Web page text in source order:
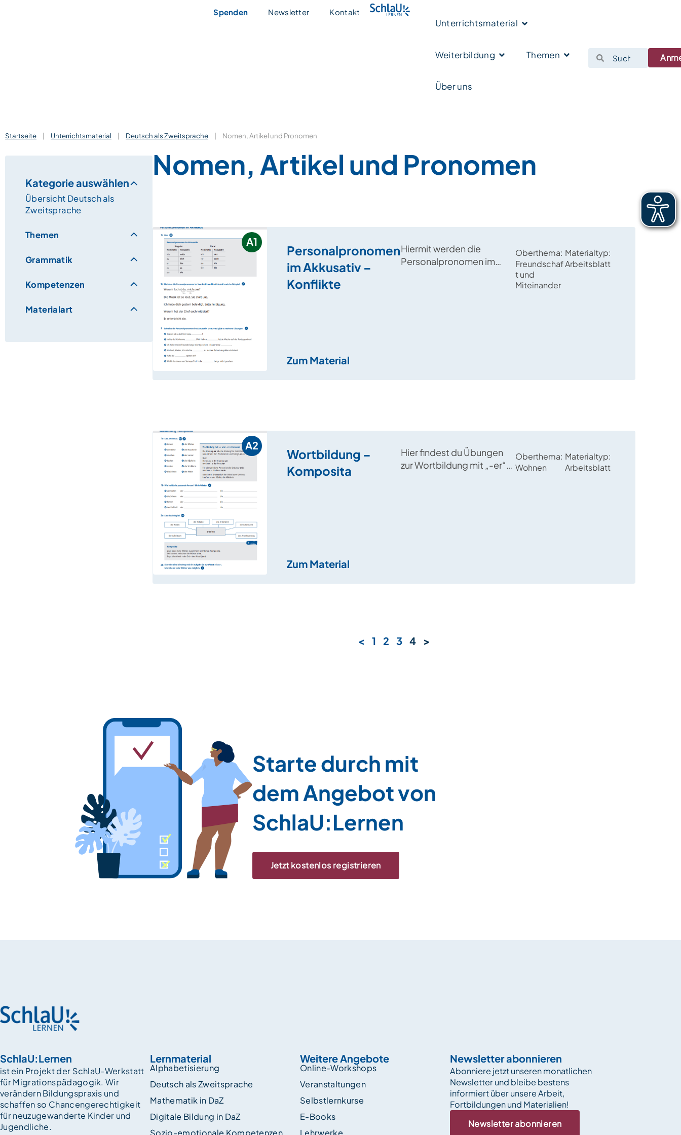
Spenden Newsletter Kontakt
Unterrichtsmaterial
Weiterbildung Themen
Über uns
Startseite | Unterrichtsmaterial | Deutsch als Zweitsprache | Nomen, Artikel und Pronomen
Kategorie auswählen
Übersicht Deutsch als
Zweitsprache
Themen
Grammatik
Kompetenzen
Materialart
Nomen, Artikel und Pronomen
A1
Personalpronomen
im Akkusativ –
Konflikte
Hiermit werden die
Personalpronomen im
Oberthema
Freundschaf
t und
Miteinander
Materialtyp
Arbeitsblatt
Zum Material
A2
Wortbildung –
Komposita
Hier findest du Übungen
zur Wortbildung mit „-er“
Oberthema
Wohnen
Materialtyp
Arbeitsblatt
Zum Material
< 1 2 3 4 >
Starte durch mit
dem Angebot von
SchlaU:Lernen
Jetzt kostenlos registrieren
SchlaU:Lernen
ist ein Projekt der SchlaU-Werkstatt
für Migrationspädagogik. Wir
verändern Bildungspraxis und
schaffen so Chancen­gerechtigkeit
für neuzugewanderte Kinder und
Jugendliche.
Lernmaterial
Alphabetisierung
Deutsch als Zweitsprache
Mathematik in DaZ
Digitale Bildung in DaZ
Sozio-emotionale Kompetenzen
Weitere Angebote
Online-Workshops
Veranstaltungen
Selbstlernkurse
E-Books
Lehrwerke
Newsletter abonnieren
Abonniere jetzt unseren monatlichen
Newsletter und bleibe bestens
informiert über unsere Arbeit,
Fortbildungen und Materialien!
Newsletter abonnieren